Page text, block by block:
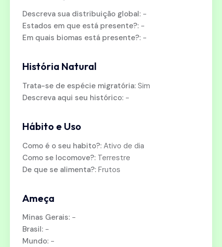
Descreva sua distribuição global: -
Estados em que está presente?: -
Em quais biomas está presente?: -
História Natural
Trata-se de espécie migratória: Sim
Descreva aqui seu histórico: -
Hábito e Uso
Como é o seu habito?: Ativo de dia
Como se locomove?: Terrestre
De que se alimenta?: Frutos
Ameça
Minas Gerais: -
Brasil: -
Mundo: -